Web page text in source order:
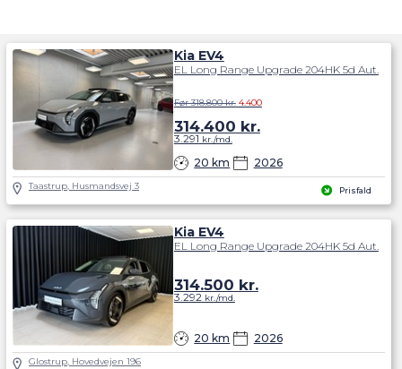
Prisfald
Kia EV4
EL Long Range Upgrade 204HK 5d Aut.
20 km 2026
Før 318.800 kr. 4.400
314.400 kr.
3.291 kr./md.
Taastrup, Husmandsvej 3
Kia EV4
EL Long Range Upgrade 204HK 5d Aut.
20 km 2026
314.500 kr.
3.292kr./md.
Glostrup, Hovedvejen 196